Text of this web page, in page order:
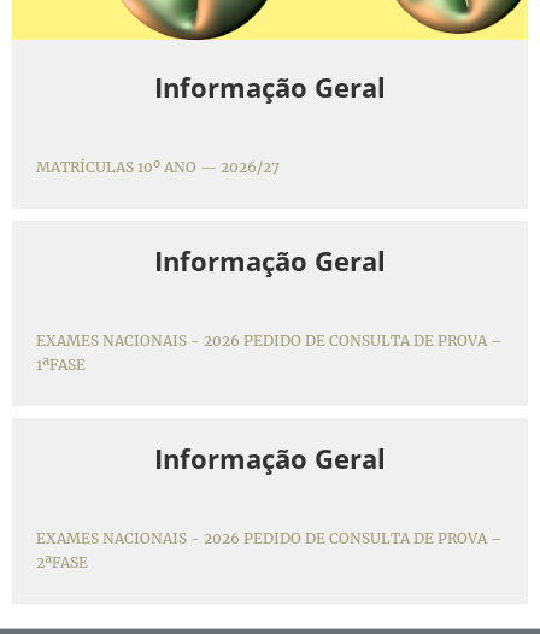
Informação Geral
MATRÍCULAS 10º ANO — 2026/27
Informação Geral
EXAMES NACIONAIS - 2026 PEDIDO DE CONSULTA DE PROVA –
1ªFASE
Informação Geral
EXAMES NACIONAIS - 2026 PEDIDO DE CONSULTA DE PROVA –
2ªFASE